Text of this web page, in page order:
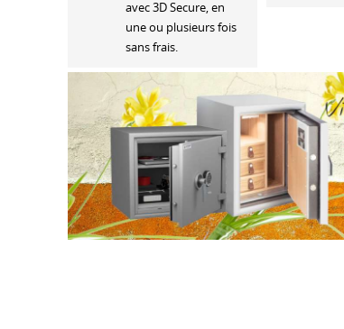
avec 3D Secure, en
une ou plusieurs fois
sans frais.